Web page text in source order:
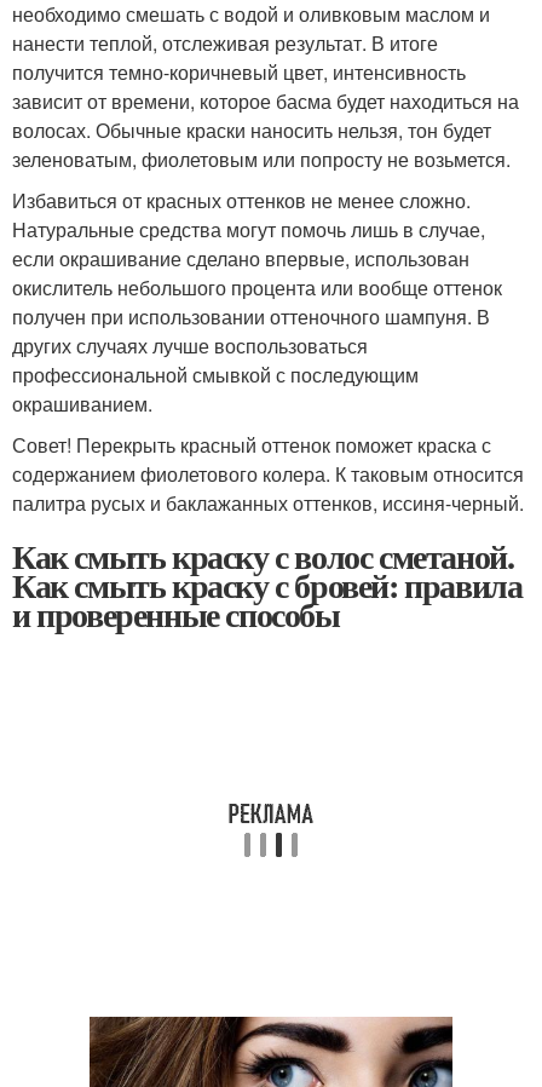
необходимо смешать с водой и оливковым маслом и
нанести теплой, отслеживая результат. В итоге
получится темно-коричневый цвет, интенсивность
зависит от времени, которое басма будет находиться на
волосах. Обычные краски наносить нельзя, тон будет
зеленоватым, фиолетовым или попросту не возьмется.
Избавиться от красных оттенков не менее сложно.
Натуральные средства могут помочь лишь в случае,
если окрашивание сделано впервые, использован
окислитель небольшого процента или вообще оттенок
получен при использовании оттеночного шампуня. В
других случаях лучше воспользоваться
профессиональной смывкой с последующим
окрашиванием.
Совет! Перекрыть красный оттенок поможет краска с
содержанием фиолетового колера. К таковым относится
палитра русых и баклажанных оттенков, иссиня-черный.
Как смыть краску с волос сметаной.
Как смыть краску с бровей: правила
и проверенные способы